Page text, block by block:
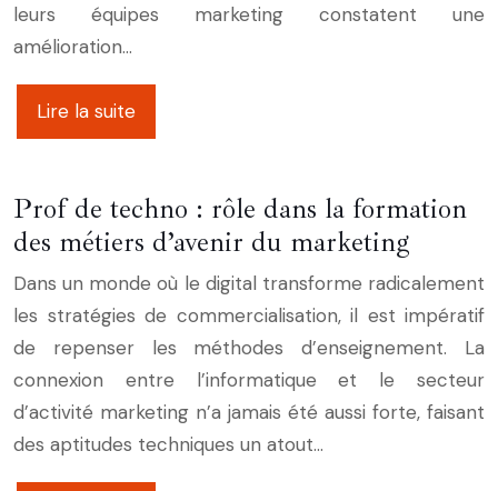
leurs équipes marketing constatent une
amélioration…
Lire la suite
Prof de techno : rôle dans la formation
des métiers d’avenir du marketing
Dans un monde où le digital transforme radicalement
les stratégies de commercialisation, il est impératif
de repenser les méthodes d’enseignement. La
connexion entre l’informatique et le secteur
d’activité marketing n’a jamais été aussi forte, faisant
des aptitudes techniques un atout…